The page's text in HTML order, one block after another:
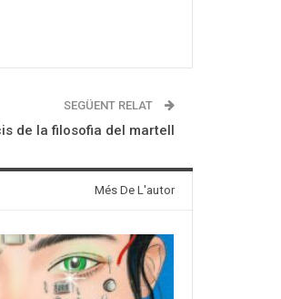
SEGÜENT RELAT
de la filosofia del martell
Més De L'autor